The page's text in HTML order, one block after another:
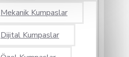
Mekanik Kumpaslar
Dijital Kumpaslar